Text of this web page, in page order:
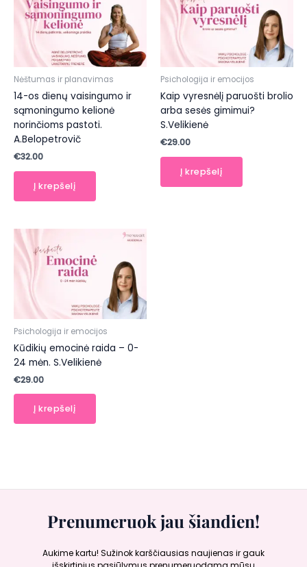
Nėštumas ir planavimas
14-os dienų vaisingumo ir
sąmoningumo kelionė
norinčioms pastoti.
A.Belopetrovič
€32.00
Į krepšelį
Psichologija ir emocijos
Kaip vyresnėlį paruošti brolio
arba sesės gimimui?
S.Velikienė
€29.00
Į krepšelį
Psichologija ir emocijos
Kūdikių emocinė raida – 0-
24 mėn. S.Velikienė
€29.00
Į krepšelį
Prenumeruok jau šiandien!
Aukime kartu! Sužinok karščiausias naujienas ir gauk